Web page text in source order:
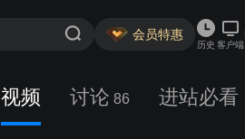
会员特惠
历史 客户端
视频 讨论 86 进站必看